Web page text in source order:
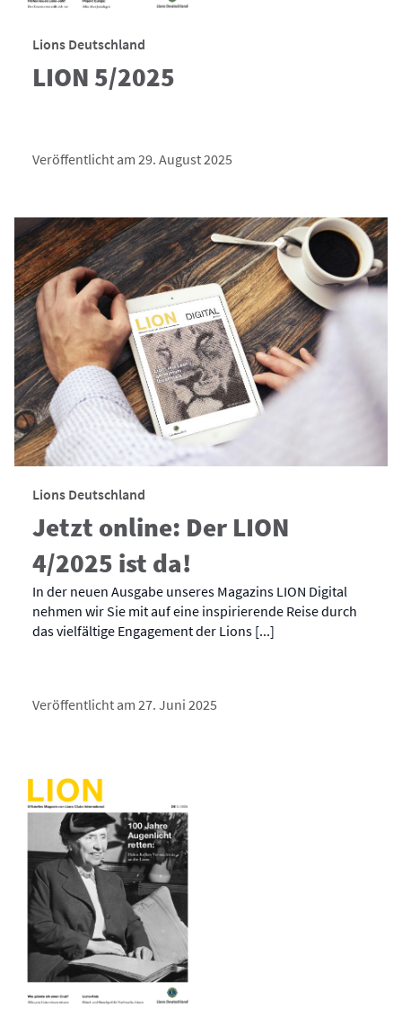
Lions Deutschland
LION 5/2025
Veröffentlicht am 29. August 2025
Lions Deutschland
Jetzt online: Der LION
4/2025 ist da!
In der neuen Ausgabe unseres Magazins LION Digital
nehmen wir Sie mit auf eine inspirierende Reise durch
das vielfältige Engagement der Lions [...]
Veröffentlicht am 27. Juni 2025